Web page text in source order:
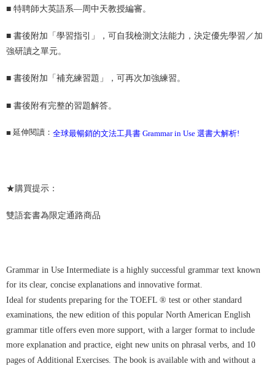
■ 特聘師大英語系—周中天教授編審。
■ 書後附加「學習指引」，可自我檢測文法能力，決定優先學習／加
強研讀之單元。
■ 書後附加「補充練習題」，可再次加強練習。
■ 書後附有完整的習題解答。
■ 延伸閱讀： 全球最暢銷的文法工具書 Grammar in Use 選書大解析!
★購買提示：
雙語套書為限定通路商品
Grammar in Use Intermediate is a highly successful grammar text known
for its clear, concise explanations and innovative format.
Ideal for students preparing for the TOEFL ® test or other standard
examinations, the new edition of this popular North American English
grammar title offers even more support, with a larger format to include
more explanation and practice, eight new units on phrasal verbs, and 10
pages of Additional Exercises. The book is available with and without a